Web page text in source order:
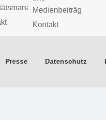
Medienbeiträge
Kontakt
Presse Datenschutz